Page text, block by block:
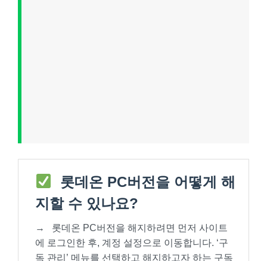
롯데온 PC버전을 어떻게 해
지할 수 있나요?
→
롯데온 PC버전을 해지하려면 먼저 사이트
에 로그인한 후, 계정 설정으로 이동합니다. ‘구
독 관리’ 메뉴를 선택하고 해지하고자 하는 구독